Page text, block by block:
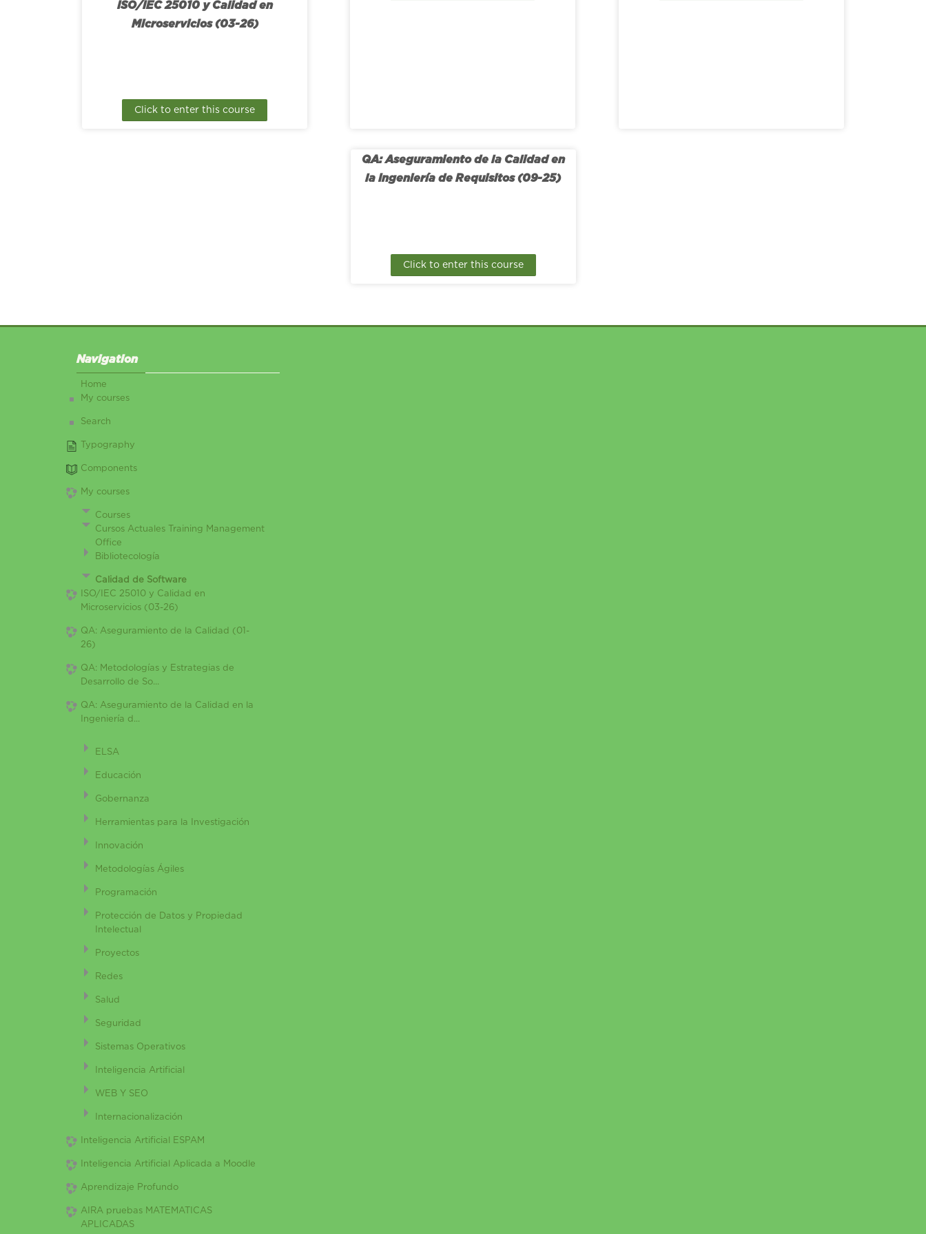
ISO/IEC 25010 y Calidad en
Microservicios (03-26)
Click to enter this course
QA: Aseguramiento de la Calidad en
la Ingeniería de Requisitos (09-25)
Click to enter this course
Navigation
Home
My courses
Search
Typography
Components
My courses
Courses
Cursos Actuales Training Management
Office
Bibliotecología
Calidad de Software
ISO/IEC 25010 y Calidad en
Microservicios (03-26)
QA: Aseguramiento de la Calidad (01-
26)
QA: Metodologías y Estrategias de
Desarrollo de So...
QA: Aseguramiento de la Calidad en la
Ingeniería d...
ELSA
Educación
Gobernanza
Herramientas para la Investigación
Innovación
Metodologías Ágiles
Programación
Protección de Datos y Propiedad
Intelectual
Proyectos
Redes
Salud
Seguridad
Sistemas Operativos
Inteligencia Artificial
WEB Y SEO
Internacionalización
Inteligencia Artificial ESPAM
Inteligencia Artificial Aplicada a Moodle
Aprendizaje Profundo
AIRA pruebas MATEMATICAS
APLICADAS